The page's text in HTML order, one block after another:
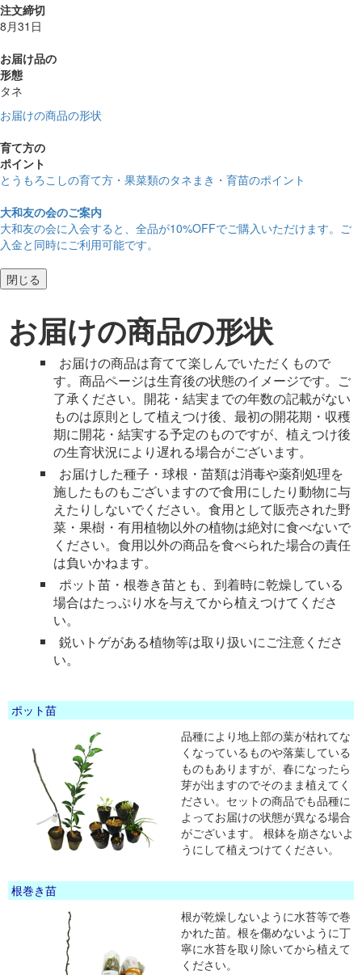
注文締切
8月31日
お届け品の
形態
タネ
お届けの商品の形状
育て方の
ポイント
とうもろこしの育て方・果菜類のタネまき・育苗のポイント
大和友の会のご案内
大和友の会に入会すると、 全品が10%OFFでご購入いただけます。ご
入金と同時にご利用可能です。
閉じる
お届けの商品の形状
お届けの商品は育てて楽しんでいただくもので
す。商品ページは生育後の状態のイメージです。ご
了承ください。開花・結実までの年数の記載がない
ものは原則として植えつけ後、最初の開花期・収穫
期に開花・結実する予定のものですが、植えつけ後
の生育状況により遅れる場合がございます。
お届けした種子・球根・苗類は消毒や薬剤処理を
施したものもございますので食用にしたり動物に与
えたりしないでください。食用として販売された野
菜・果樹・有用植物以外の植物は絶対に食べないで
ください。食用以外の商品を食べられた場合の責任
は負いかねます。
ポット苗・根巻き苗とも、到着時に乾燥している
場合はたっぷり水を与えてから植えつけてくださ
い。
鋭いトゲがある植物等は取り扱いにご注意くださ
い。
ポット苗
品種により地上部の葉が枯れてな
くなっているものや落葉している
ものもありますが、春になったら
芽が出ますのでそのまま植えてく
ださい。セットの商品でも品種に
よってお届けの状態が異なる場合
がございます。 根鉢を崩さないよ
うにして植えつけてください。
根巻き苗
根が乾燥しないように水苔等で巻
かれた苗。根を傷めないように丁
寧に水苔を取り除いてから植えて
ください。